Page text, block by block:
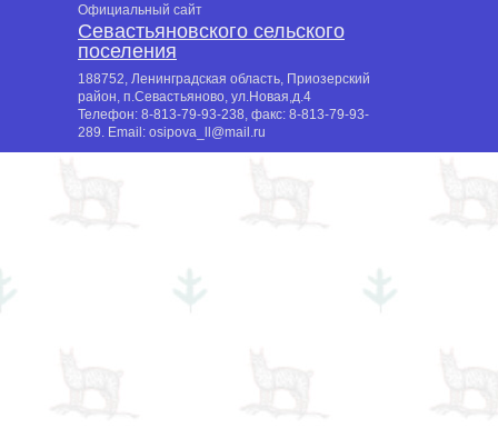
Официальный сайт
Севастьяновского сельского
поселения
188752, Ленинградская область, Приозерский
район, п.Севастьяново, ул.Новая,д.4
Телефон: 8-813-79-93-238 , факс: 8-813-79-93-
289 . Email: osipova_ll@mail.ru